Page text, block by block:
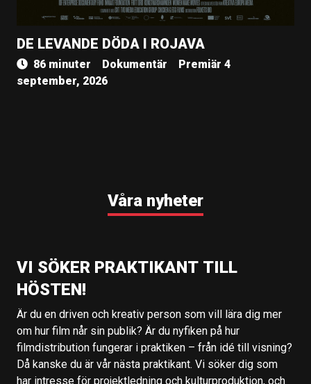
DE LEVANDE DÖDA I ROJAVA
86 minuter Dokumentär
Premiär 4
september, 2026
Våra nyheter
VI SÖKER PRAKTIKANT TILL
HÖSTEN!
Är du en driven och kreativ person som vill lära dig mer
om hur film når sin publik? Är du nyfiken på hur
filmdistribution fungerar i praktiken – från idé till visning?
Då kanske du är vår nästa praktikant. Vi söker dig som
har intresse för projektledning och kulturproduktion, och